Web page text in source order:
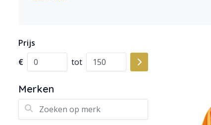
Prijs
€
tot
Merken
Zoeken op merk